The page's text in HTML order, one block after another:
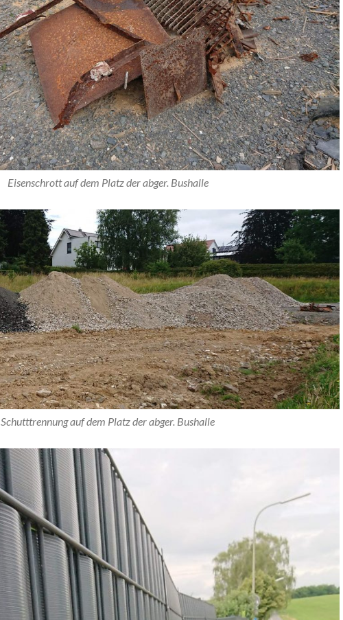
Eisenschrott auf dem Platz der abger. Bushalle
Schutttrennung auf dem Platz der abger. Bushalle